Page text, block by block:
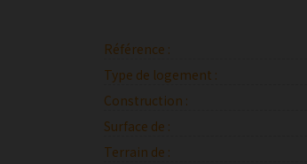
Référence :
Type de logement :
Construction :
Surface de :
Terrain de :